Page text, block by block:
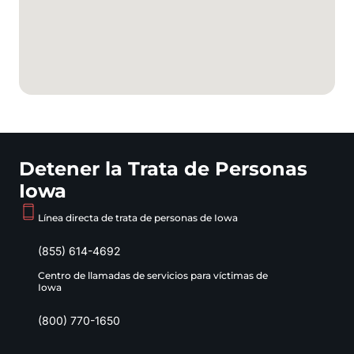
Detener la Trata de Personas
Iowa
Línea directa de trata de personas de Iowa
(855) 614-4692
Centro de llamadas de servicios para víctimas de
Iowa
(800) 770-1650